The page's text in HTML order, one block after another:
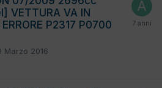
VETTURA VA IN
P2317 P0700
Marzo 2016